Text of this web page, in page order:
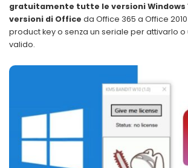
gratuitamente tutte le versioni Windows
versioni di Office da Office 365 a Office
product key o senza un seriale per attivarlo
valido.